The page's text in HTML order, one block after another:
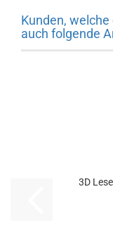
Kunden,
auch folgende
3D